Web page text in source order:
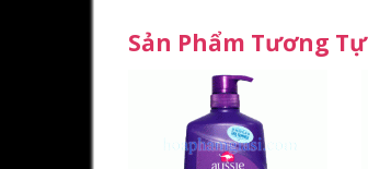
Sản Phẩm Tương Tự